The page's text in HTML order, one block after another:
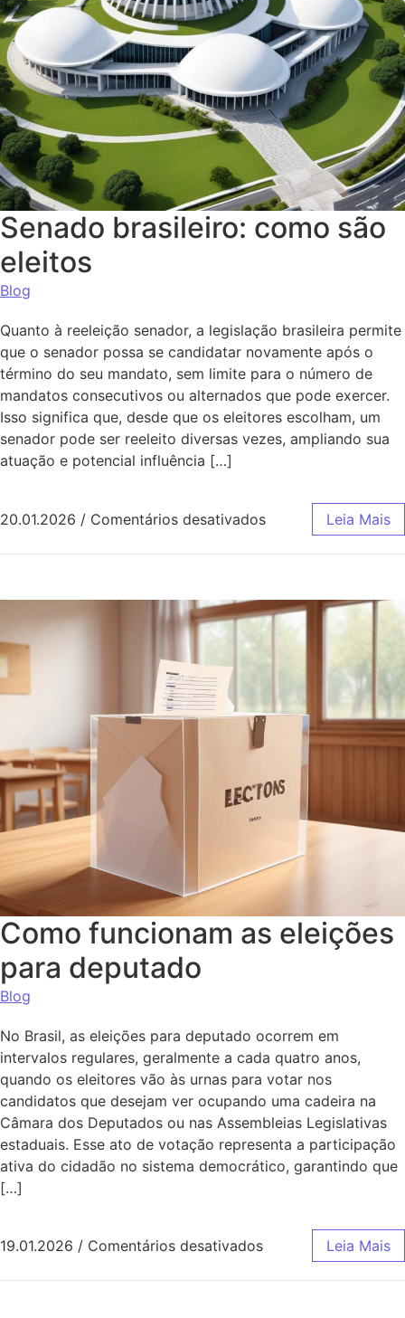
Senado brasileiro: como são
eleitos
Blog
Quanto à reeleição senador, a legislação brasileira permite
que o senador possa se candidatar novamente após o
término do seu mandato, sem limite para o número de
mandatos consecutivos ou alternados que pode exercer.
Isso significa que, desde que os eleitores escolham, um
senador pode ser reeleito diversas vezes, ampliando sua
atuação e potencial influência […]
20.01.2026 / Comentários desativadosem SenadoLeia Mais
Como funcionam as eleições
para deputado
Blog
No Brasil, as eleições para deputado ocorrem em
intervalos regulares, geralmente a cada quatro anos,
quando os eleitores vão às urnas para votar nos
candidatos que desejam ver ocupando uma cadeira na
Câmara dos Deputados ou nas Assembleias Legislativas
estaduais. Esse ato de votação representa a participação
ativa do cidadão no sistema democrático, garantindo que
[…]
19.01.2026 / Comentários desativadosem ComoLeia Mais